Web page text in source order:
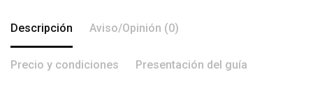
Descripción Aviso/Opinión (0)
Precio y condiciones Presentación del guía